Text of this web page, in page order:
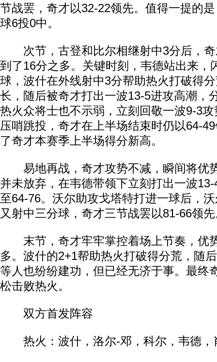
节战罢，奇才以32-22领先。值得一提的
球6投0中。
次节，古登和比尔相继射中3分后，奇
到了16分之多。关键时刻，韦德站出来，
球，波什在外线射中3分帮助热火打破得
长，随后被奇才打出一波13-5进攻高潮，
热火众将士也不示弱，立刻回敬一波9-3
压哨跳投，奇才在上半场结束时仍以64-
了奇才本赛季上半场得分新高。
易地再战，奇才攻势不减，瞬间将优
并未放弃，在韦德带领下立刻打出一波
至64-76。沃尔助攻戈塔特打进一球后，
又射中三分球，奇才三节战罢以81-66领
末节，奇才牢牢掌控着场上节奏，优
多。波什的2+1帮助热火打破得分荒，随
等人也纷纷建功，但已经无济于事。最终
松击败热火。
双方首发阵容
热火：波什，洛尔-邓，科尔，韦德，